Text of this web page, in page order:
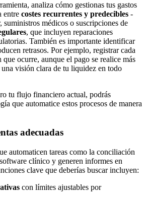
analiza cómo gestionas tus gastos
entre costes recurrentes y predecibles -
suministros médicos o suscripciones de
, que incluyen reparaciones
También es importante identificar
retrasos. Por ejemplo, registrar cada
que ocurre, aunque el pago se realice más
visión clara de tu liquidez en todo
tu flujo financiero actual, podrás
que automatice estos procesos de manera
adecuadas
automaticen tareas como la conciliación
clínico y generen informes en
clave que deberías buscar incluyen:
con límites ajustables por